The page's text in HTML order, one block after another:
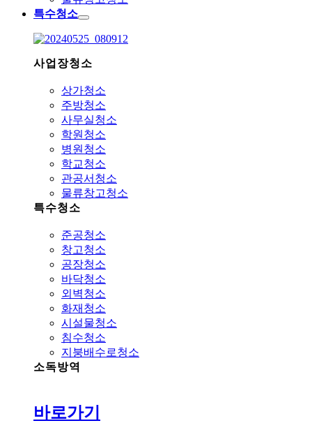
특수청소
사업장청소
상가청소
주방청소
사무실청소
학원청소
병원청소
학교청소
관공서청소
물류창고청소
특수청소
준공청소
창고청소
공장청소
바닥청소
외벽청소
화재청소
시설물청소
침수청소
지붕배수로청소
소독방역
바로가기